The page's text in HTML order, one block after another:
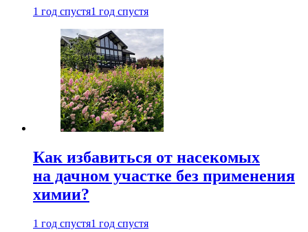
1 год спустя1 год спустя
Как избавиться от насекомых
на дачном участке без применения
химии?
1 год спустя1 год спустя